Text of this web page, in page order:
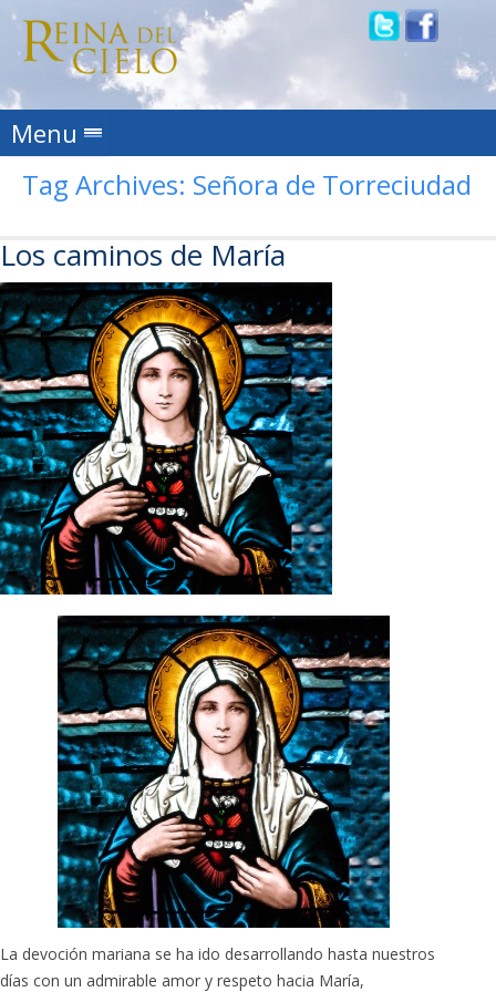
Menu Skip to content
Tag Archives: Señora de Torreciudad
Los caminos de María
La devoción mariana se ha ido desarrollando hasta nuestros
días con un admirable amor y respeto hacia María,